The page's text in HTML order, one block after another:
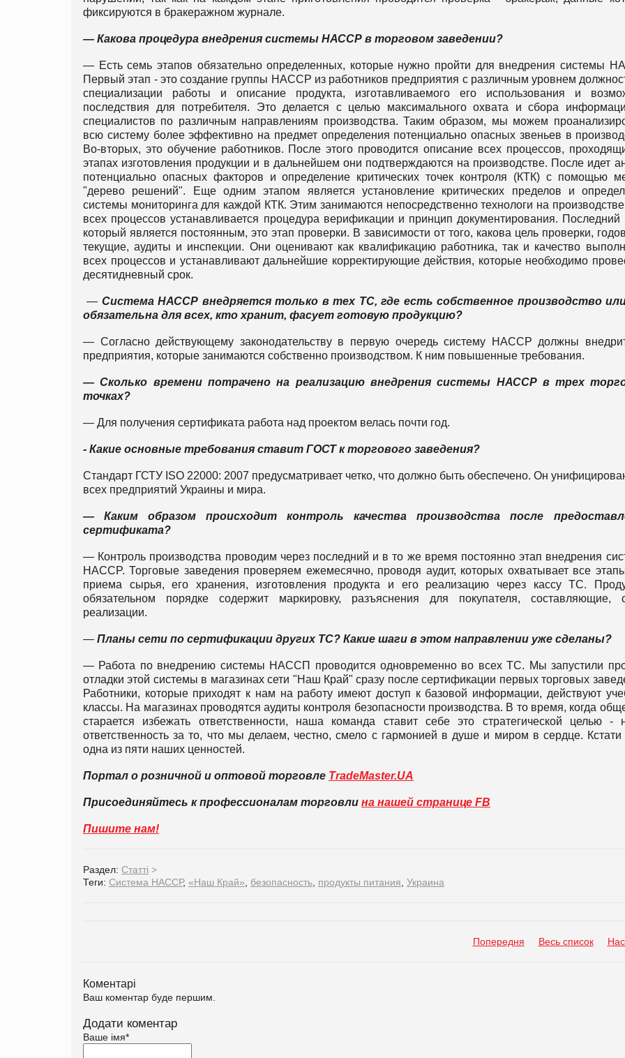
фиксируются в бракеражном журнале.
— Какова процедура внедрения системы НАССР в торговом заведении?
— Есть семь этапов обязательно определенных, которые нужно пройти для внедрения системы
Первый этап - это создание группы НАССР из работников предприятия с различным уровнем
специализации работы и описание продукта, изготавливаемого его использования и
последствия для потребителя. Это делается с целью максимального охвата и сбора
специалистов по различным направлениям производства. Таким образом, мы можем
всю систему более эффективно на предмет определения потенциально опасных звеньев в
Во-вторых, это обучение работников. После этого проводится описание всех процессов,
этапах изготовления продукции и в дальнейшем они подтверждаются на производстве. После идет
потенциально опасных факторов и определение критических точек контроля (КТК) с помощью
"дерево решений". Еще одним этапом является установление критических пределов и
системы мониторинга для каждой КТК. Этим занимаются непосредственно технологи на
всех процессов устанавливается процедура верификации и принцип документирования. Последний
который является постоянным, это этап проверки. В зависимости от того, какова цель проверки,
текущие, аудиты и инспекции. Они оценивают как квалификацию работника, так и качество
всех процессов и устанавливают дальнейшие корректирующие действия, которые необходимо
десятидневный срок.
— Система НАССР внедряется только в тех ТС, где есть собственное производство
обязательна для всех, кто хранит, фасует готовую продукцию?
— Согласно действующему законодательству в первую очередь систему НАССР должны
предприятия, которые занимаются собственно производством. К ним повышенные требования.
— Сколько времени потрачено на реализацию внедрения системы НАССР в трех
точках?
— Для получения сертификата работа над проектом велась почти год.
- Какие основные требования ставит ГОСТ к торгового заведения?
Стандарт ГСТУ ISO 22000: 2007 предусматривает четко, что должно быть обеспечено. Он
всех предприятий Украины и мира.
— Каким образом происходит контроль качества производства после
сертификата?
— Контроль производства проводим через последний и в то же время постоянно этап внедрения
HACCP. Торговые заведения проверяем ежемесячно, проводя аудит, которых охватывает все
приема сырья, его хранения, изготовления продукта и его реализацию через кассу ТС.
обязательном порядке содержит маркировку, разъяснения для покупателя, составляющие,
реализации.
— Планы сети по сертификации других ТС? Какие шаги в этом направлении уже сделаны?
— Работа по внедрению системы НАССП проводится одновременно во всех ТС. Мы запустили
отладки этой системы в магазинах сети "Наш Край" сразу после сертификации первых торговых
Работники, которые приходят к нам на работу имеют доступ к базовой информации, действуют
классы. На магазинах проводятся аудиты контроля безопасности производства. В то время, когда
старается избежать ответственности, наша команда ставит себе это стратегической целью -
ответственность за то, что мы делаем, честно, смело с гармонией в душе и миром в сердце. Кстати
одна из пяти наших ценностей.
Портал о розничной и оптовой торговле TradeMaster.UA
Присоединяйтесь к профессионалам торговли на нашей странице FB
Пишите нам!
Раздел: Статті >
Теги: Система НАССР, «Наш Край» безопасность продукты питания Украина
Попередня Весь список
Коментарі
Ваш коментар буде першим.
Додати коментар
Ваше імя*